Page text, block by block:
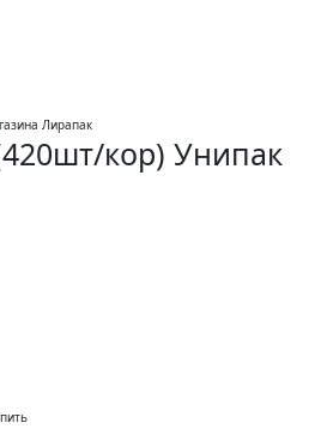
кор) Унипак